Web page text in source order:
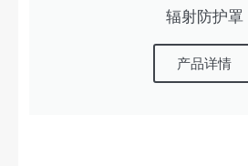
辐射防护罩
产品详情